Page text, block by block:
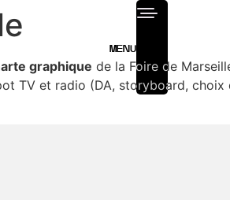
menu
graphique de la Foire de
TV et radio (DA, storyboard,